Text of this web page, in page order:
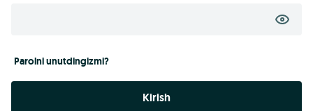
Parolni unutdingizmi?
Kirish